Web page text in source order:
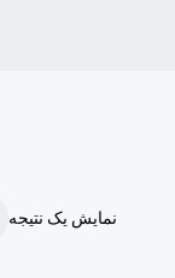
نمایش یک نتیجه